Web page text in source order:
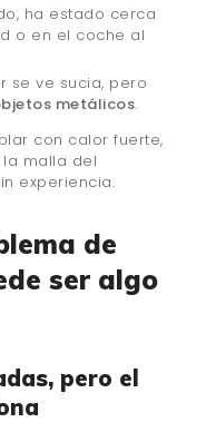
ha estado cerca
o en el coche al
se ve sucia, pero
metálicos.
con calor fuerte,
malla del
experiencia.
de
ser algo
pero el